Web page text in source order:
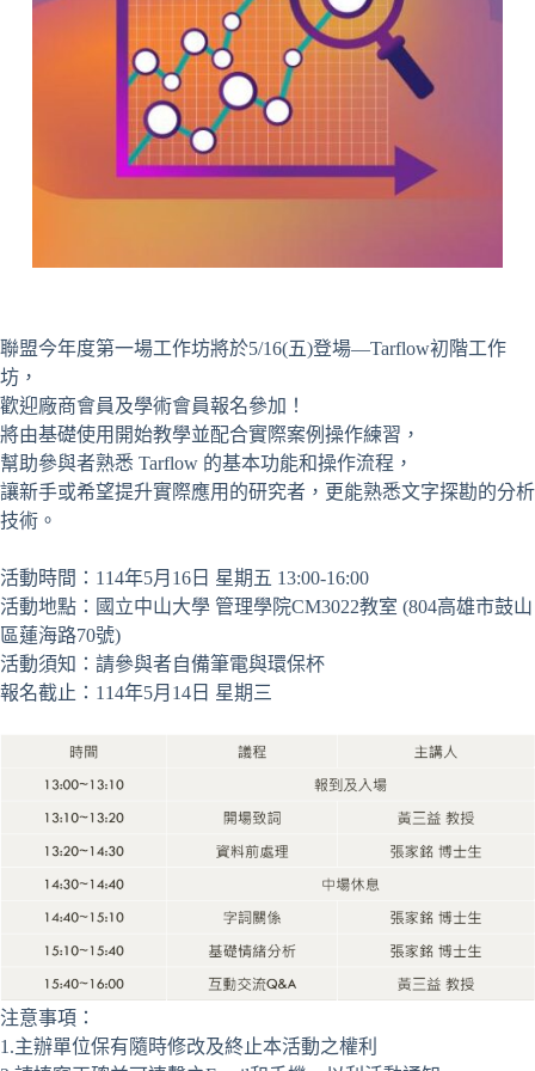
聯盟今年度第一場工作坊將於5/16(五)登場—Tarflow初階工作
坊，
歡迎廠商會員及學術會員報名參加！
將由基礎使用開始教學並配合實際案例操作練習，
幫助參與者熟悉 Tarflow 的基本功能和操作流程，
讓新手或希望提升實際應用的研究者，更能熟悉文字探勘的分析
技術。
活動時間：114年5月16日 星期五 13:00-16:00
活動地點：國立中山大學 管理學院CM3022教室 (804高雄市鼓山
區蓮海路70號)
活動須知：請參與者自備筆電與環保杯
報名截止：114年5月14日 星期三
注意事項：
1.主辦單位保有隨時修改及終止本活動之權利